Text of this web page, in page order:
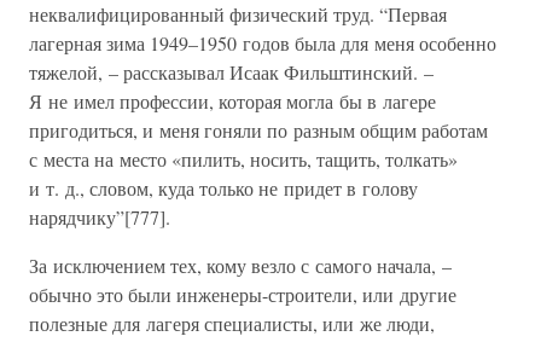
неквалифицированный физический труд. “Первая
лагерная зима 1949–1950 годов была для меня особенно
тяжелой, – рассказывал Исаак Фильштинский. –
Я не имел профессии, которая могла бы в лагере
пригодиться, и меня гоняли по разным общим работам
с места на место «пилить, носить, тащить, толкать»
и т. д., словом, куда только не придет в голову
нарядчику”[777].
За исключением тех, кому везло с самого начала, –
обычно это были инженеры-строители, или другие
полезные для лагеря специалисты, или же люди,